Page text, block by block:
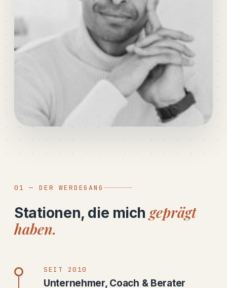
01 — DER WERDEGANG
Stationen, die mich geprägt
haben.
SEIT 2010
Unternehmer, Coach & Berater